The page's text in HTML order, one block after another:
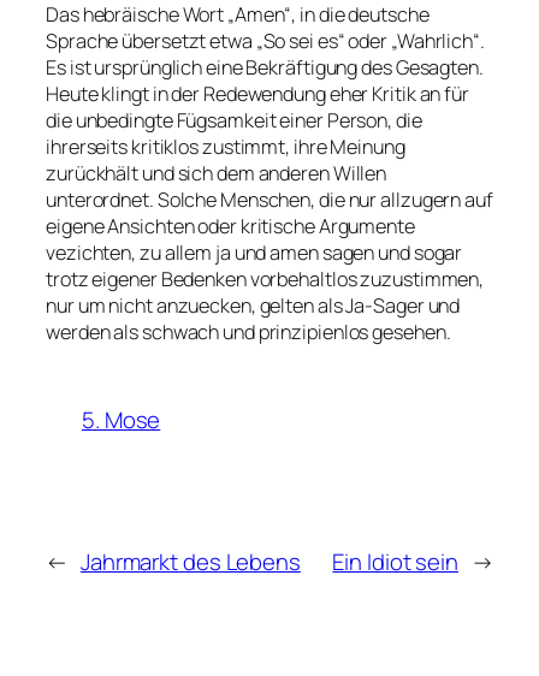
Das hebräische Wort „Amen“, in die deutsche
Sprache übersetzt etwa „So sei es“ oder „Wahrlich“.
Es ist ursprünglich eine Bekräftigung des Gesagten.
Heute klingt in der Redewendung eher Kritik an für
die unbedingte Fügsamkeit einer Person, die
ihrerseits kritiklos zustimmt, ihre Meinung
zurückhält und sich dem anderen Willen
unterordnet. Solche Menschen, die nur allzugern auf
eigene Ansichten oder kritische Argumente
vezichten, zu allem ja und amen sagen und sogar
trotz eigener Bedenken vorbehaltlos zuzustimmen,
nur um nicht anzuecken, gelten als Ja-Sager und
werden als schwach und prinzipienlos gesehen.
5. Mose
← Jahrmarkt des Lebens Ein Idiot sein →